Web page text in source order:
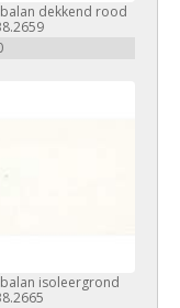
dekkend rood
isoleergrond